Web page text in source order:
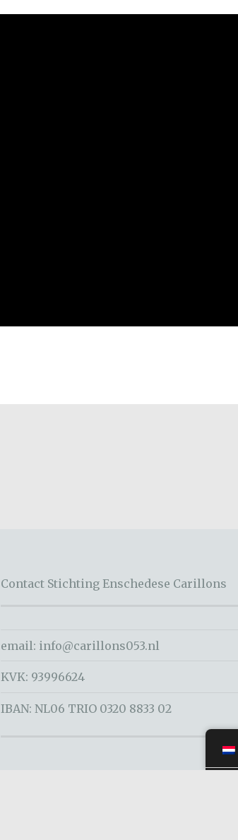
Contact Stichting Enschedese Carillons
email: info@carillons053.nl
KVK: 93996624
IBAN: NL06 TRIO 0320 8833 02